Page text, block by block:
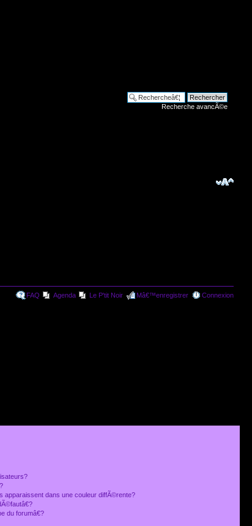
Recherche avancÃ©e
FAQ Agenda Le P'tit Noir Mâ€™enregistrer Connexion
apparaissent dans une couleur diffÃ©rente?
forumâ€?